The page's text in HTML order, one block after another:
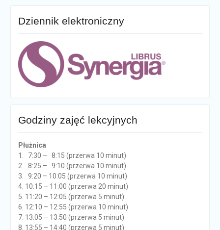
Dziennik elektroniczny
Godziny zajęć lekcyjnych
Płużnica
1. 7:30 – 8:15 (przerwa 10 minut)
2. 8:25 – 9:10 (przerwa 10 minut)
3. 9:20 – 10:05 (przerwa 10 minut)
4. 10:15 – 11:00 (przerwa 20 minut)
5. 11:20 – 12:05 (przerwa 5 minut)
6. 12:10 – 12:55 (przerwa 10 minut)
7. 13:05 – 13:50 (przerwa 5 minut)
8. 13:55 – 14:40 (przerwa 5 minut)